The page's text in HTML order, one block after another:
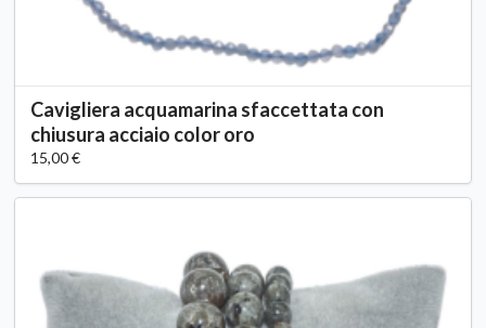
Cavigliera acquamarina sfaccettata con
chiusura acciaio color oro
15,00 €